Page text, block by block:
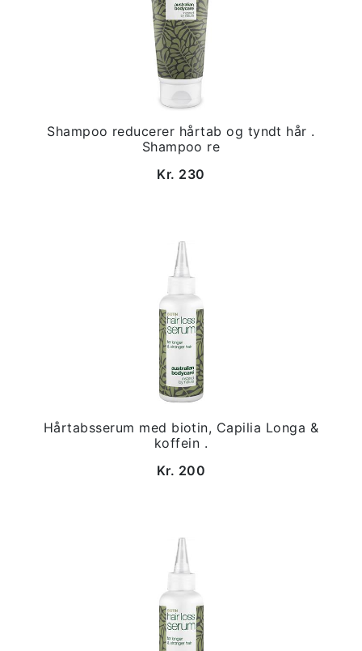
Shampoo reducerer hårtab og tyndt hår .
Shampoo re
Kr. 230
Hårtabsserum med biotin, Capilia Longa &
koffein .
Kr. 200